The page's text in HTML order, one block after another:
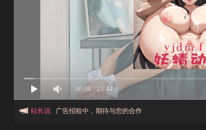
站长说
广告招租中，期待与您的合作
广告招租中，期待与您的合作